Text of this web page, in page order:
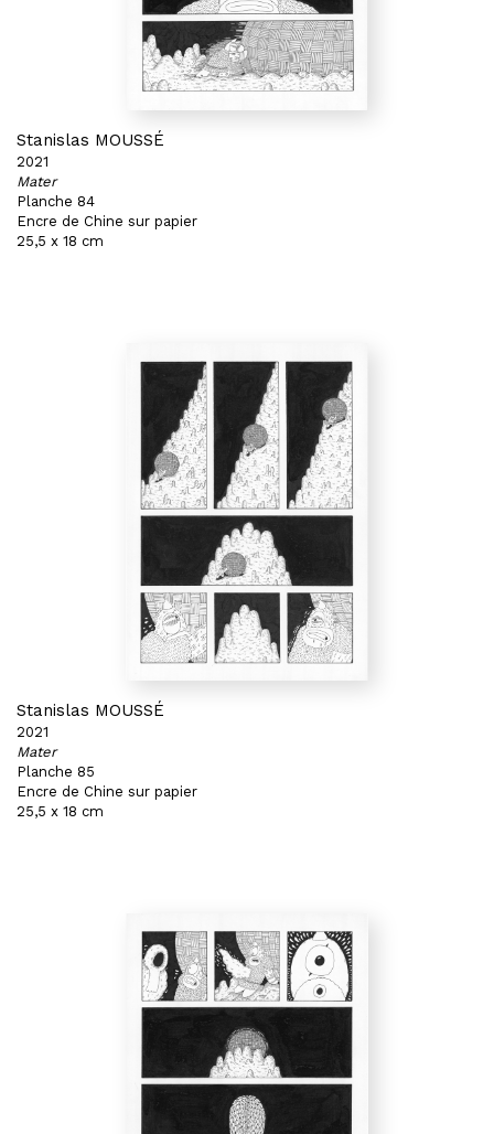
Stanislas MOUSSÉ
2021
Mater
Planche 84
Encre de Chine sur papier
25,5 x 18 cm
Stanislas MOUSSÉ
2021
Mater
Planche 85
Encre de Chine sur papier
25,5 x 18 cm